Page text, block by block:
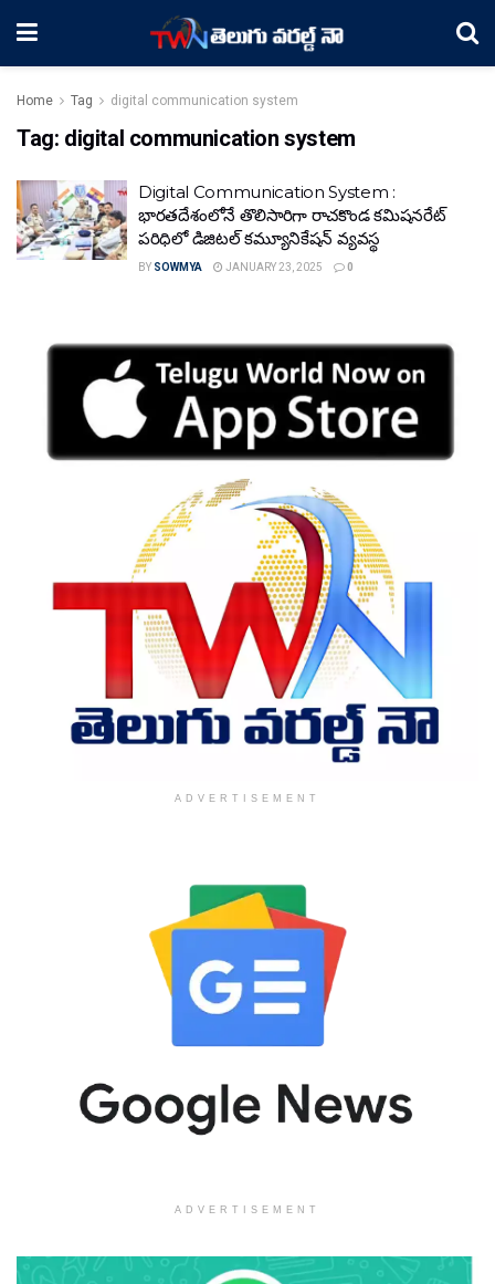
Home Tag digital communication system
Tag: digital communication system
Digital Communication System :
భారతదేశంలోనే తొలిసారిగా రాచకొండ కమిషనరేట్
పరిధిలో డిజిటల్ కమ్యూనికేషన్ వ్యవస్థ
BY SOWMYA JANUARY 23, 2025 0
ADVERTISEMENT
ADVERTISEMENT